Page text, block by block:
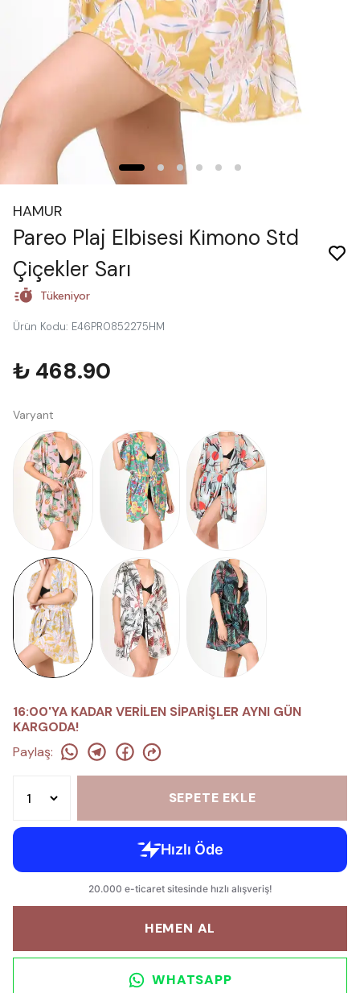
HAMUR
Pareo Plaj Elbisesi Kimono Std
Çiçekler Sarı
Tükeniyor
Ürün Kodu: E46PR0852275HM
₺ 468.90
Varyant
16:00'YA KADAR VERİLEN SİPARİŞLER AYNI GÜN
KARGODA!
Paylaş:
SEPETE EKLE
HEMEN AL
WHATSAPP